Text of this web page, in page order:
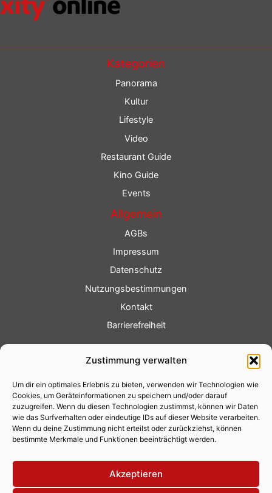
Zustimmung verwalten
Um dir ein optimales Erlebnis zu bieten, verwenden wir Technologien wie
Cookies, um Geräteinformationen zu speichern und/oder darauf
zuzugreifen. Wenn du diesen Technologien zustimmst, können wir Daten
wie das Surfverhalten oder eindeutige IDs auf dieser Website verarbeiten.
Wenn du deine Zustimmung nicht erteilst oder zurückziehst, können
bestimmte Merkmale und Funktionen beeinträchtigt werden.
Akzeptieren
Kategorien
Panorama
Kultur
Lifestyle
Video
Restaurant Guide
Kino Guide
Events
Allgemein
AGBs
Impressum
Datenschutz
Nutzungsbestimmungen
Kontakt
Barrierefreiheit
Fotoservice
Videoservice
Werbung
Contenterstellung
Lokalnachrichten
Lokalfernsehen
Eventkalender